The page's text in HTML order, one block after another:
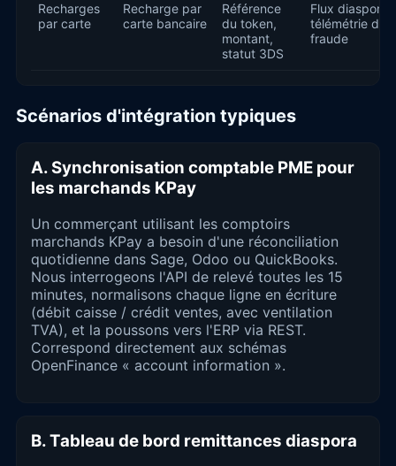
Recharges
par carte
Recharge par
carte bancaire
Référence
du token,
montant,
statut 3DS
Flux diaspora,
télémétrie de
fraude
Scénarios d'intégration typiques
A. Synchronisation comptable PME pour
les marchands KPay
Un commerçant utilisant les comptoirs
marchands KPay a besoin d'une réconciliation
quotidienne dans Sage, Odoo ou QuickBooks.
Nous interrogeons l'API de relevé toutes les 15
minutes, normalisons chaque ligne en écriture
(débit caisse / crédit ventes, avec ventilation
TVA), et la poussons vers l'ERP via REST.
Correspond directement aux schémas
OpenFinance « account information ».
B. Tableau de bord remittances diaspora